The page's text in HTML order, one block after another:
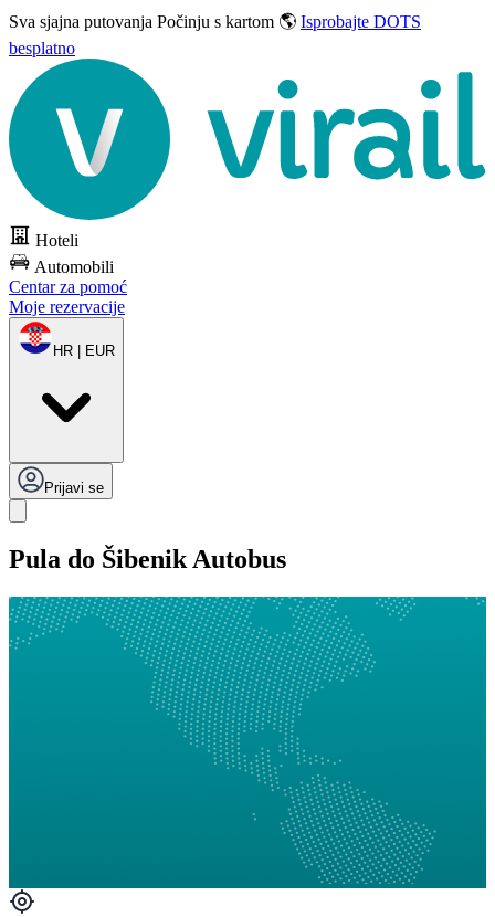
Sva sjajna putovanja Počinju s kartom 🌎 Isprobajte DOTS
besplatno
Hoteli
Automobili
Centar za pomoć
Moje rezervacije
HR | EUR
Prijavi se
Pula do Šibenik Autobus